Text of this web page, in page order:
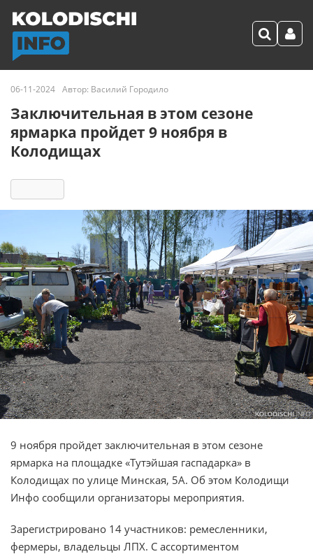
06-11-2024 Автор: Василий Городило
Заключительная в этом сезоне
ярмарка пройдет 9 ноября в
Колодищах
9 ноября пройдет заключительная в этом сезоне
ярмарка на площадке «Тутэйшая гаспадарка» в
Колодищах по улице Минская, 5А. Об этом Колодищи
Инфо сообщили организаторы мероприятия.
Зарегистрировано 14 участников: ремесленники,
фермеры, владельцы ЛПХ. С ассортиментом